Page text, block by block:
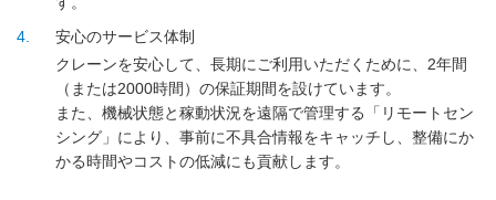
4
安心のサービス体制
クレーンを安心して、長期にご利用いただくために、2年間
（または2000時間）の保証期間を設けています。
また、機械状態と稼動状況を遠隔で管理する「リモートセン
シング」により、事前に不具合情報をキャッチし、整備にか
かる時間やコストの低減にも貢献します。